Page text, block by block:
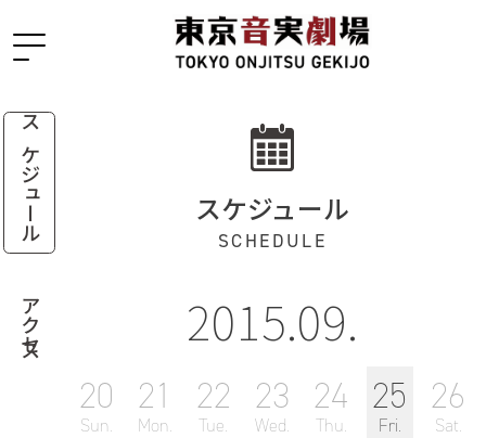
スケジュール
アクセス
スケジュール
SCHEDULE
2015.09.
20
Sun.
21
Mon.
22
Tue.
23
Wed.
24
Thu.
25
Fri.
26
Sat.